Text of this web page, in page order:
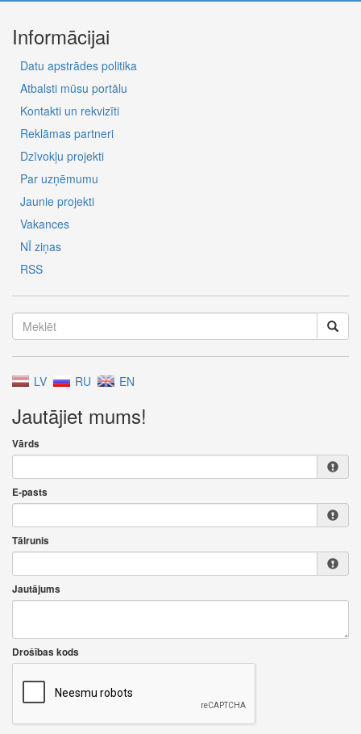
Informācijai
Datu apstrādes politika
Atbalsti mūsu portālu
Kontakti un rekvizīti
Reklāmas partneri
Dzīvokļu projekti
Par uzņēmumu
Jaunie projekti
Vakances
NĪ ziņas
RSS
LV RU EN
Jautājiet mums!
Vārds
E-pasts
Tālrunis
Jautājums
Drošības kods